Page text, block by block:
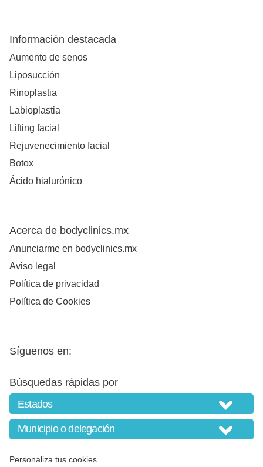
Información destacada
Aumento de senos
Liposucción
Rinoplastia
Labioplastia
Lifting facial
Rejuvenecimiento facial
Botox
Ácido hialurónico
Acerca de bodyclinics.mx
Anunciarme en bodyclinics.mx
Aviso legal
Política de privacidad
Política de Cookies
Síguenos en:
Búsquedas rápidas por
Personaliza tus cookies